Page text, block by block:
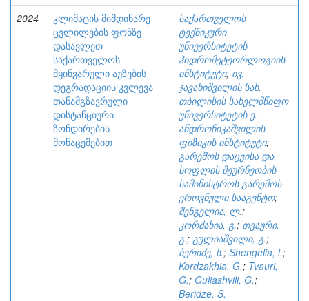
2024
კლიმატის მიმდინარე
ცვლილების ფონზე
დასავლეთ
საქართველოს
მყინვარული აუზების
დეგრადაციის კვლევა
თანამგზავრული
დისტანციური
ზონდირების
მონაცემებით
საქართველოს
ტექნიკური
უნივერსიტეტის
ჰიდრომეტეორლოგიის
ინსტიტუტი; ივ.
ჯავახიშვილის სახ.
თბილისის სახელმწიფო
უნივერსიტეტის ე.
ანდრონიკაშვილის
ფიზიკის ინსტიტუტი;
გარემოს დაცვისა და
სოფლის მეურნეობის
სამინისტროს გარემოს
ეროვნული სააგენტო;
შენგელია, ლ.;
კორძახია, გ.; თვაური,
გ.; გულიაშვილი, გ.;
ბერიძე, ს.; Shengelia, l.;
Kordzakhia, G.; Tvauri,
G.; Guliashvili, G.;
Beridze, S.